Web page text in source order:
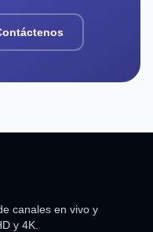
canales en vivo y
y 4K.